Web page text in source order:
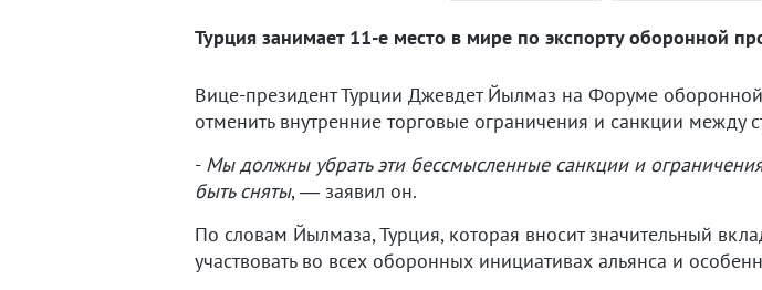
Турция занимает 11-е место в мире по экспорту оборонной
Вице-президент Турции Джевдет Йылмаз на Форуме
отменить внутренние торговые ограничения и санкции между
- Мы должны убрать эти бессмысленные санкции и
быть сняты, — заявил он.
По словам Йылмаза, Турция, которая вносит значительный
участвовать во всех оборонных инициативах альянса и